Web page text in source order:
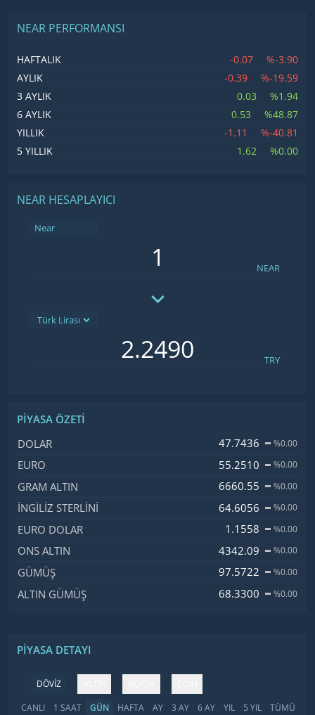
NEAR PERFORMANSI
HAFTALIK -0.07
%-3.90
AYLIK
-0.39
%-19.59
3 AYLIK
0.03
%1.94
6 AYLIK
0.53
%48.87
YILLIK
-1.11
%-40.81
5 YILLIK
1.62 %0.00
NEAR HESAPLAYICI
Near
NEAR
TRY
PIYASA ÖZETI
İsim, Kod
DOLAR 47.7436 %0.00
EURO 55.2510 %0.00
GRAM ALTIN 6660.55 %0.00
İNGILIZ STERLINI 64.6056 %0.00
EURO DOLAR 1.1558 %0.00
ONS ALTIN 4342.09 %0.00
GÜMÜŞ 97.5722 %0.00
ALTIN GÜMÜŞ 68.3300 %0.00
PIYASA DETAYI
DÖVİZ
CANLI
1 SAAT GÜN HAFTA AY 3 AY 6 AY YIL 5 YIL TÜMÜ